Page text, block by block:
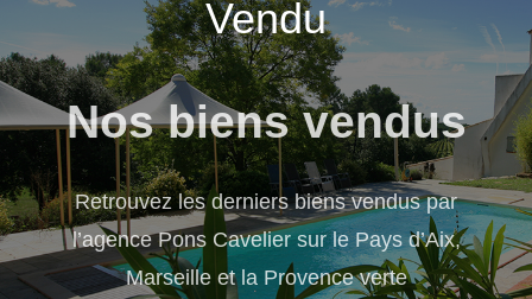
Vendu
Nos biens vendus
Retrouvez les derniers biens vendus par
l’agence Pons Cavelier sur le Pays d’Aix,
Marseille et la Provence verte